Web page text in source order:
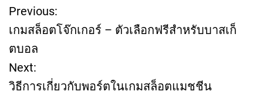
P
o
s
Previous:
เกมสล็อตโจ๊กเกอร์ – ตัวเลือกฟรีสำหรับบาสเก็
ตบอล
Next:
วิธีการเกี่ยวกับพอร์ตในเกมสล็อตแมชชีน